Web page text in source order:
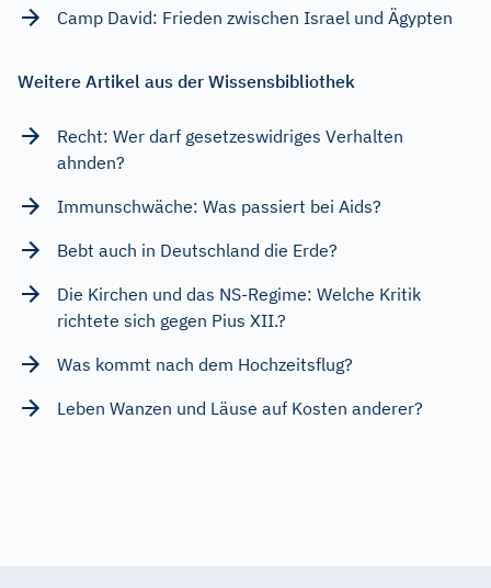
Camp David: Frieden zwischen Israel und Ägypten
Weitere Artikel aus der Wissensbibliothek
Recht: Wer darf gesetzeswidriges Verhalten
ahnden?
Immunschwäche: Was passiert bei Aids?
Bebt auch in Deutschland die Erde?
Die Kirchen und das NS-Regime: Welche Kritik
richtete sich gegen Pius XII.?
Was kommt nach dem Hochzeitsflug?
Leben Wanzen und Läuse auf Kosten anderer?